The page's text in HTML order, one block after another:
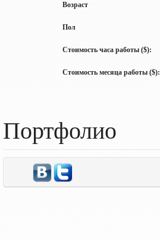
Возраст
Пол
Стоимость часа работы ($):
Стоимость месяца работы ($):
Портфолио